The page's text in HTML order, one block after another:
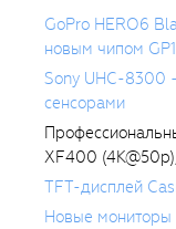
GoPro HERO6
новым чипом GP1
Sony UHC-8300
сенсорами
XF400
TFT-дисплей
Новые мониторы